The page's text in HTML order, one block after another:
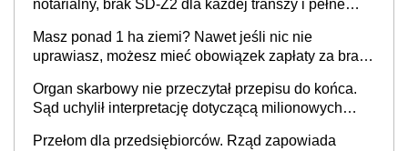
notarialny, brak SD-Z2 dla każdej transzy i pełne
Masz ponad 1 ha ziemi? Nawet jeśli nic nie
uprawiasz, możesz mieć obowiązek zapłaty za brak
Organ skarbowy nie przeczytał przepisu do końca.
Sąd uchylił interpretację dotyczącą milionowych
Przełom dla przedsiębiorców. Rząd zapowiada